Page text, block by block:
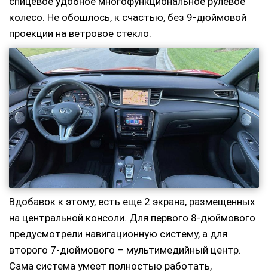
колесо. Не обошлось, к счастью, без 9-дюймовой
проекции на ветровое стекло.
Вдобавок к этому, есть еще 2 экрана, размещенных
на центральной консоли. Для первого 8-дюймового
предусмотрели навигационную систему, а для
второго 7-дюймового – мультимедийный центр.
Сама система умеет полностью работать,